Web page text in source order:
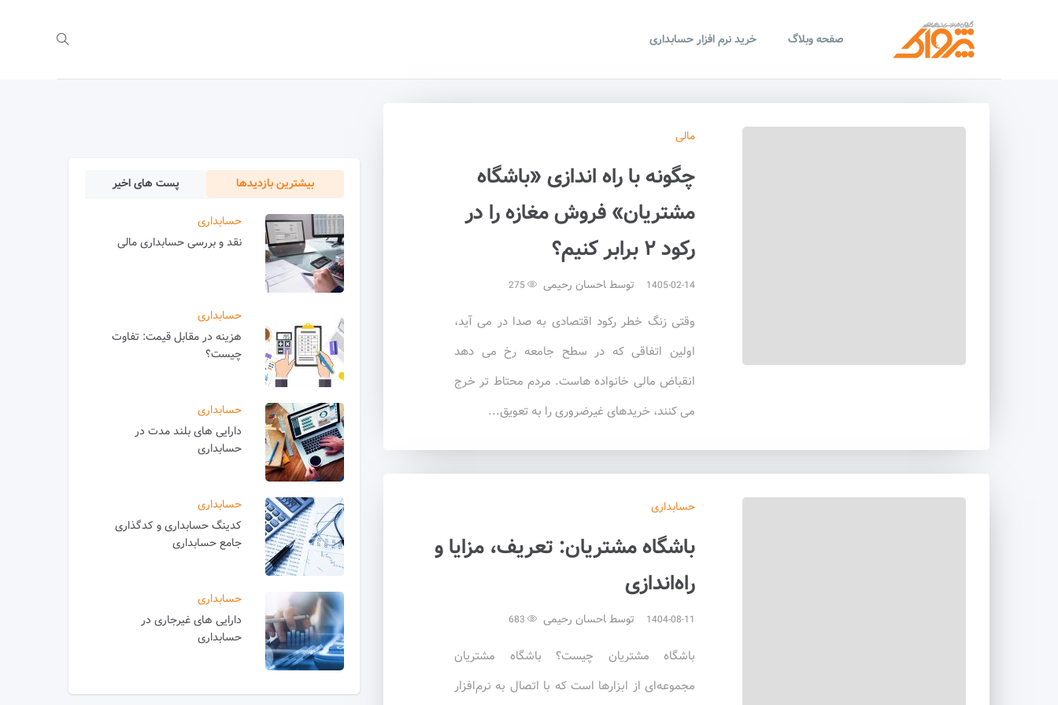
صفحه وبلاگ خرید نرم افزار حسابداری
مالی
چگونه با راه اندازی «باشگاه
مشتریان» فروش مغازه را در
رکود ۲ برابر کنیم؟
1405-02-14 توسط احسان رحیمی
وقتی زنگ خطر رکود اقتصادی به صدا در می آید،
اولین اتفاقی که در سطح جامعه رخ می دهد
انقباض مالی خانواده هاست. مردم محتاط تر خرج
می کنند، خریدهای غیرضروری را به تعویق...
حسابداری
باشگاه مشتریان: تعریف، مزایا و
راه‌اندازی
1404-08-11 توسط احسان رحیمی
باشگاه مشتریان چیست؟ باشگاه مشتریان
مجموعه‌ای از ابزارها است که با اتصال به نرم‌افزار
بیشترین بازدیدها پست های اخیر
حسابداری
نقد و بررسی حسابداری مالی
حسابداری
هزینه در مقابل قیمت: تفاوت
چیست؟
حسابداری
دارایی های بلند مدت در
حسابداری
حسابداری
کدینگ حسابداری و کدگذاری
جامع حسابداری
حسابداری
دارایی های غیرجاری در
حسابداری